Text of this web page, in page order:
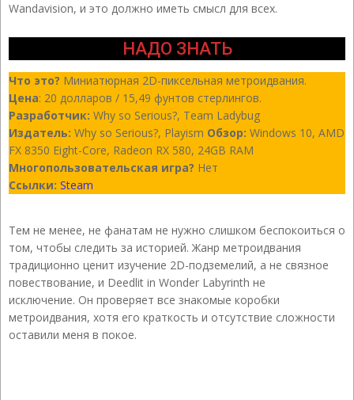
Wandavision, и это должно иметь смысл для всех.
НАДО ЗНАТЬ
Что это? Миниатюрная 2D-пиксельная метроидвания.
Цена: 20 долларов / 15,49 фунтов стерлингов.
Разработчик: Why so Serious?, Team Ladybug
Издатель: Why so Serious?, Playism Обзор: Windows 10, AMD
FX 8350 Eight-Core, Radeon RX 580, 24GB RAM
Многопользовательская игра? Нет
Ссылки: Steam
Тем не менее, не фанатам не нужно слишком беспокоиться о
том, чтобы следить за историей. Жанр метроидвания
традиционно ценит изучение 2D-подземелий, а не связное
повествование, и Deedlit in Wonder Labyrinth не
исключение. Он проверяет все знакомые коробки
метроидвания, хотя его краткость и отсутствие сложности
оставили меня в покое.